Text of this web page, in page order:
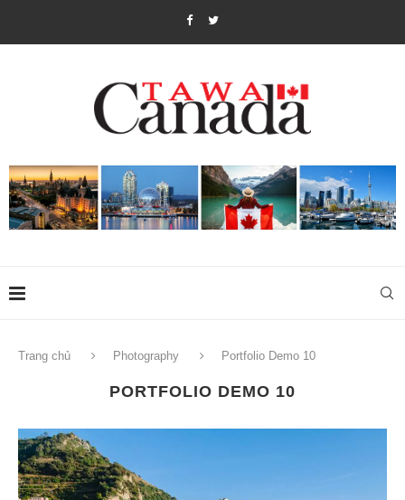
Trang chủ Photography Portfolio Demo 10
PORTFOLIO DEMO 10